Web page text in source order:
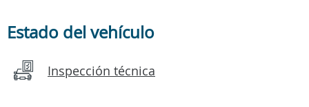
Estado del vehículo
Inspección técnica